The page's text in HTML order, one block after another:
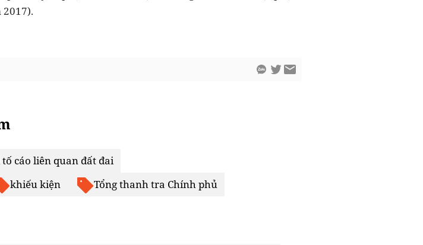
cáo liên quan đất đai
khiếu kiện Tổng thanh tra Chính phủ